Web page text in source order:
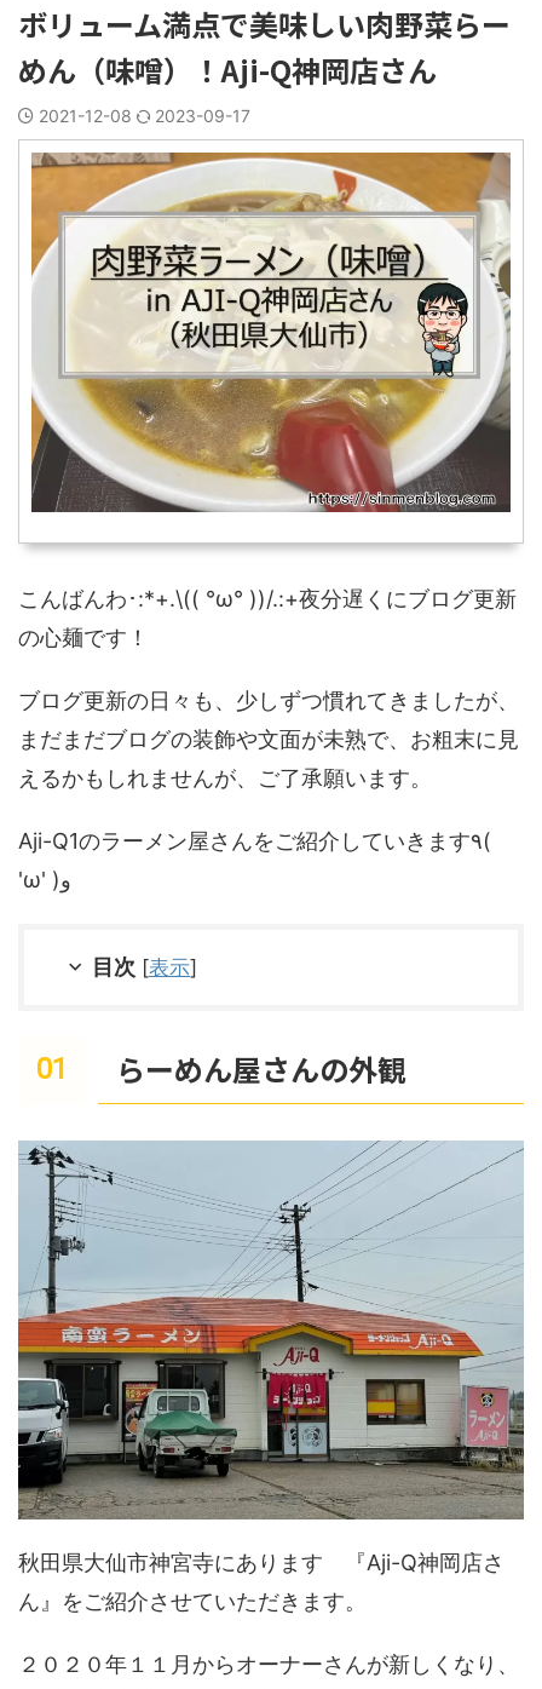
ボリューム満点で美味しい肉野菜らー
めん（味噌）！Aji-Q神岡店さん
2021-12-08 2023-09-17
こんばんわ･:*+.\(( °ω° ))/.:+夜分遅くにブログ更新
の心麺です！
ブログ更新の日々も、少しずつ慣れてきましたが、
まだまだブログの装飾や文面が未熟で、お粗末に見
えるかもしれませんが、ご了承願います。
Aji-Q1のラーメン屋さんをご紹介していきます٩(
'ω' )و
目次 [表示]
らーめん屋さんの外観
秋田県大仙市神宮寺にあります 『Aji-Q神岡店さ
ん』をご紹介させていただきます。
２０２０年１１月からオーナーさんが新しくなり、